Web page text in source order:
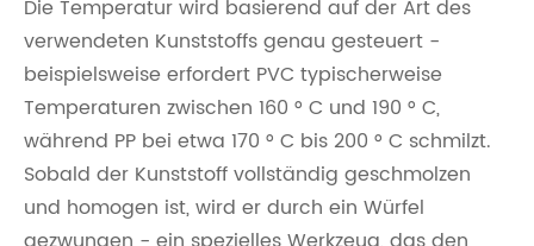
Die Temperatur wird basierend auf der Art des
verwendeten Kunststoffs genau gesteuert -
beispielsweise erfordert PVC typischerweise
Temperaturen zwischen 160 ° C und 190 ° C,
während PP bei etwa 170 ° C bis 200 ° C schmilzt.
Sobald der Kunststoff vollständig geschmolzen
und homogen ist, wird er durch ein Würfel